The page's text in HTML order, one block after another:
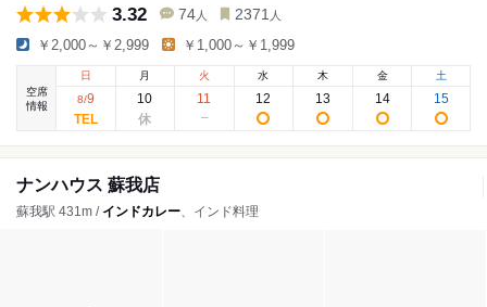
3.32 74 人 2371 人
￥2,000～￥2,999 ￥1,000～￥1,999
空席
情報
日
8/9
月
10
火
11
水
12
木
13
金
14
土
15
ナンハウス 蘇我店
蘇我駅 431m / インドカレー、インド料理